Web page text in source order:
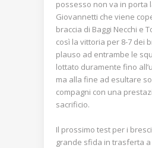
possesso non va in porta
Giovannetti che viene
braccia di Baggi Necchi e
così la vittoria per 8-7 dei
plauso ad entrambe le
lottato duramente fino
ma alla fine ad esultare
compagni con una
sacrificio.
Il prossimo test per i
grande sfida in trasferta